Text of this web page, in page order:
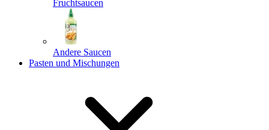
Fruchtsaucen
Andere Saucen
Pasten und Mischungen